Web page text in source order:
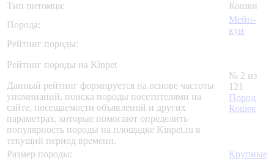
Тип питомца:
Кошки
Порода:
Мейн-
кун
Рейтинг породы:
Рейтинг породы на Kinpet
Данный рейтинг формируется на основе частоты
упоминаний, поиска породы посетителями на
сайте, посещаемости объявлений и других
параметрах, которые помогают определить
популярность породы на площадке Kinpet.ru в
текущий период времени.
№ 2 из
121
Пород
Кошек
Размер породы:
Крупные